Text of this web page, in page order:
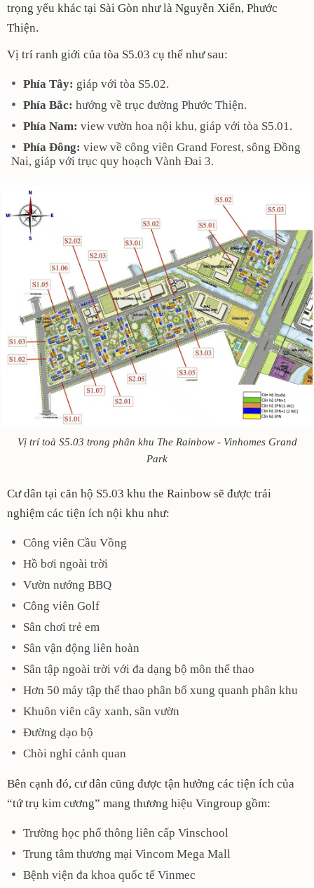
trọng yếu khác tại Sài Gòn như là Nguyễn Xiển, Phước
Thiện.
Vị trí ranh giới của tòa S5.03 cụ thể như sau:
Phía Tây: giáp với tòa S5.02.
Phía Bắc: hướng về trục đường Phước Thiện.
Phía Nam: view vườn hoa nội khu, giáp với tòa S5.01.
Phía Đông: view về công viên Grand Forest, sông Đồng
Nai, giáp với trục quy hoạch Vành Đai 3.
Vị trí toà S5.03 trong phân khu The Rainbow - Vinhomes Grand
Park
Cư dân tại căn hộ S5.03 khu the Rainbow sẽ được trải
nghiệm các tiện ích nội khu như:
Công viên Cầu Vồng
Hồ bơi ngoài trời
Vườn nướng BBQ
Công viên Golf
Sân chơi trẻ em
Sân vận động liên hoàn
Sân tập ngoài trời với đa dạng bộ môn thể thao
Hơn 50 máy tập thể thao phân bố xung quanh phân khu
Khuôn viên cây xanh, sân vườn
Đường dạo bộ
Chòi nghỉ cảnh quan
Bên cạnh đó, cư dân cũng được tận hưởng các tiện ích của
“tứ trụ kim cương” mang thương hiệu Vingroup gồm:
Trường học phổ thông liên cấp Vinschool
Trung tâm thương mại Vincom Mega Mall
Bệnh viện đa khoa quốc tế Vinmec